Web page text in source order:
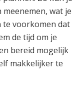
wat je
te voorkomen dat
de tijd om je
bereid mogelijk
makkelijker te